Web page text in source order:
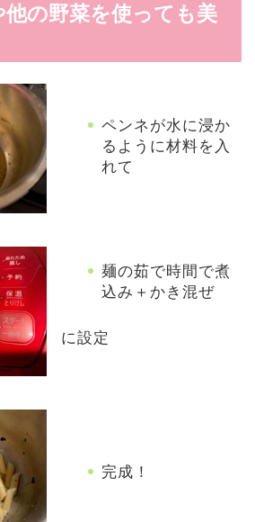
の野菜を使っても美
ペンネが水に浸か
るように材料を入
れて
麺の茹で時間で煮
込み＋かき混ぜ
に設定
完成！